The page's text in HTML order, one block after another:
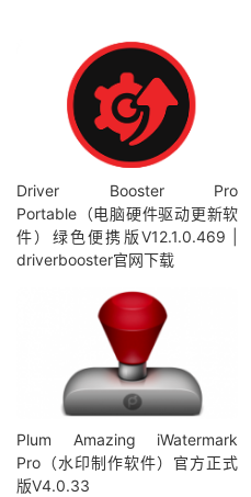
Driver Booster Pro
Portable（电脑硬件驱动更新软
件）绿色便携版V12.1.0.469 |
driverbooster官网下载
Plum Amazing iWatermark
Pro（水印制作软件）官方正式
版V4.0.33